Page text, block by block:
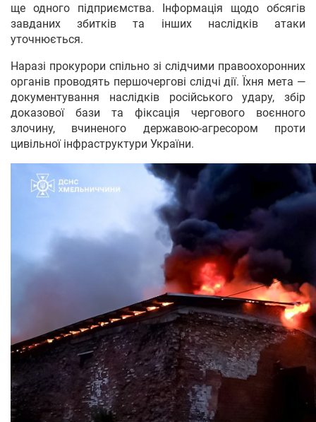
ще одного підприємства. Інформація щодо обсягів
завданих збитків та інших наслідків атаки
уточнюється.
Наразі прокурори спільно зі слідчими правоохоронних
органів проводять першочергові слідчі дії. Їхня мета —
документування наслідків російського удару, збір
доказової бази та фіксація чергового воєнного
злочину, вчиненого державою-агресором проти
цивільної інфраструктури України.